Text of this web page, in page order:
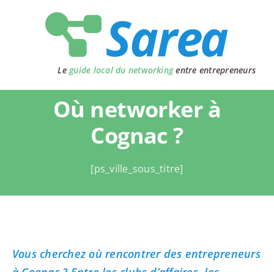
Le guide local du networkingentre entrepreneurs
Où networker à
Cognac ?
[ps_ville_sous_titre]
Vous cherchez où rencontrer des entrepreneurs